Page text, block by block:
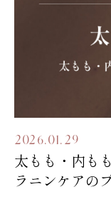
2026.01.29
太もも・内も
ラニンケアの